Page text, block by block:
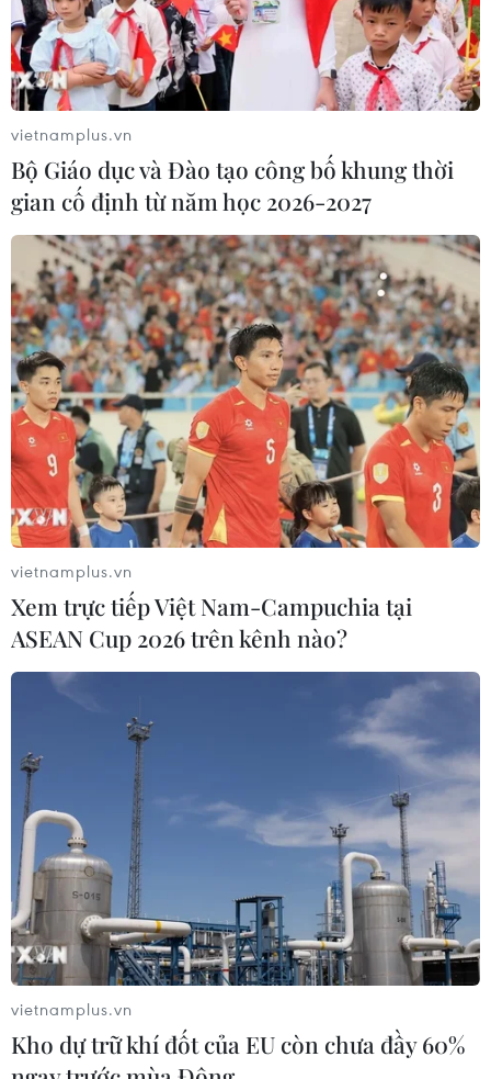
cuộc đàm phán hạt nhân và "nếu phía bên kia cũng
nghiêm túc về việc dỡ bỏ các lệnh trừng phạt, chúng ta
sẽ đạt được một thỏa thuận tốt."
Iran thông báo đạt tiến triển trong các
cuộc đàm phán hạt nhân
12/12/2021 23:11
Theo quan chức Iran, những tiến triển tốt đẹp đạt được
có khả năng nhanh chóng mở đường cho những cuộc
đàm phán nghiêm túc về việc khôi phục thỏa thuận hạt
nhân năm 2015.
vietnamplus.vn
Bộ Giáo dục và Đào tạo công bố khung thời
gian cố định từ năm học 2026-2027
vietnamplus.vn
Xem trực tiếp Việt Nam-Campuchia tại
ASEAN Cup 2026 trên kênh nào?
vietnamplus.vn
Kho dự trữ khí đốt của EU còn chưa đầy 60%